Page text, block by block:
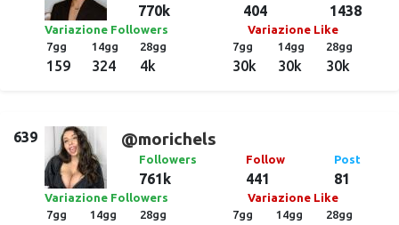
770k 404 1438
Variazione Followers
7gg
159
14gg
324
28gg
4k
Variazione Like
7gg
30k
14gg
30k
28gg
30k
639 @morichels
Followers
761k
Follow
441
Post
81
Variazione Followers
7gg
14gg 28gg
Variazione Like
7gg
14gg 28gg